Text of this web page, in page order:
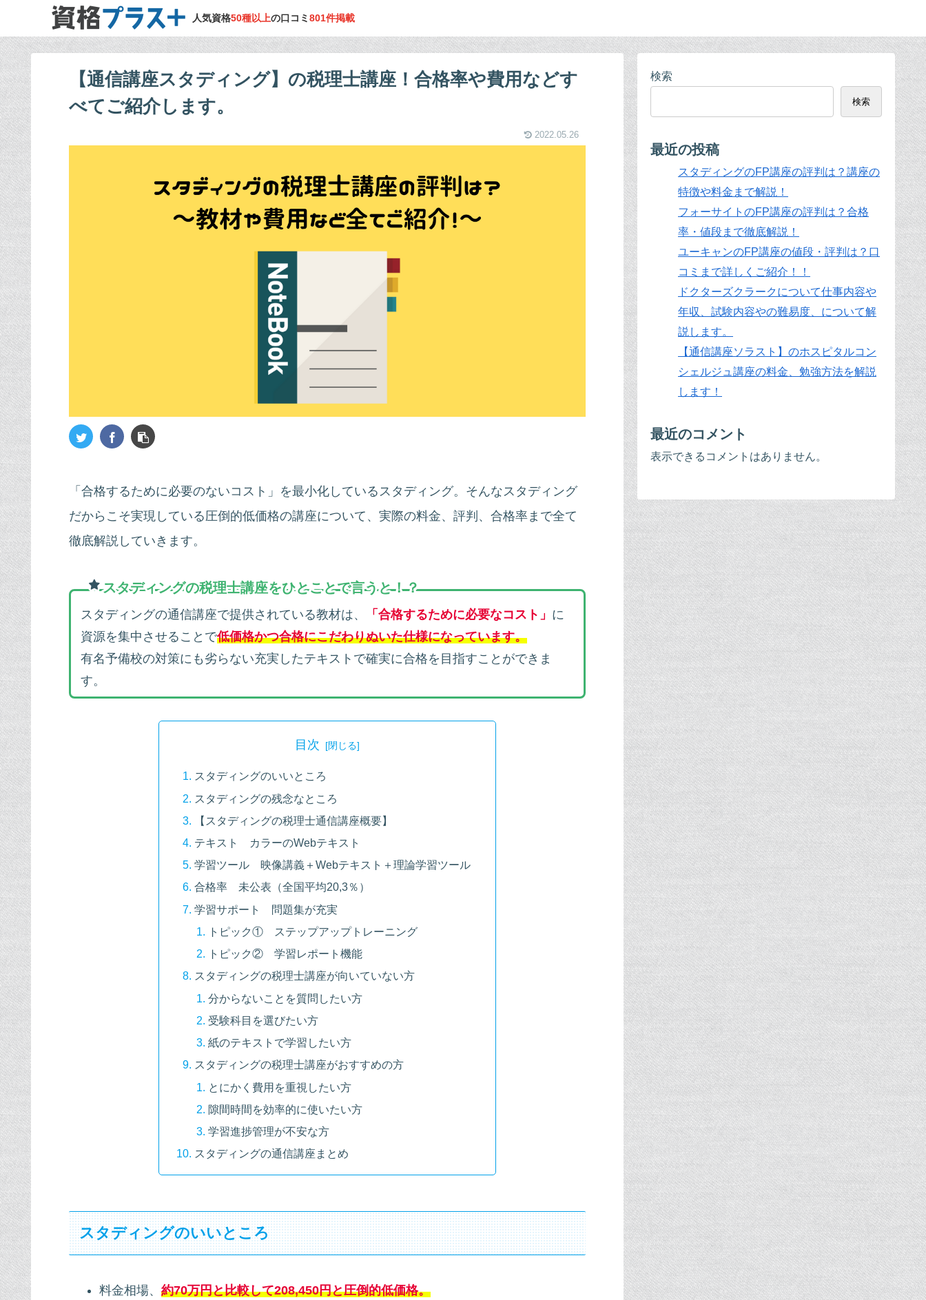
人気資格50種以上の口コミ 801件掲載
【通信講座スタディング】の税理士講座！合格率や費用などす
べてご紹介します。
2022.05.26
「合格するために必要のないコスト」を最小化しているスタディング。そんなスタディング
だからこそ実現している圧倒的低価格の講座について、実際の料金、評判、合格率まで全て
徹底解説していきます。
スタディングの税理士講座をひとことで言うと！？
スタディングの通信講座で提供されている教材は、 「合格するために必要なコスト」 に
資源を集中させることで低価格かつ合格にこだわりぬいた仕様になっています。
有名予備校の対策にも劣らない充実したテキストで確実に合格を目指すことができま
す。
目次
スタディングのいいところ
スタディングの残念なところ
【スタディングの税理士通信講座概要】
テキスト カラーのWebテキスト
学習ツール 映像講義＋Webテキスト＋理論学習ツール
合格率 未公表（全国平均20,3％）
学習サポート 問題集が充実
トピック① ステップアップトレーニング
トピック② 学習レポート機能
スタディングの税理士講座が向いていない方
分からないことを質問したい方
受験科目を選びたい方
紙のテキストで学習したい方
スタディングの税理士講座がおすすめの方
とにかく費用を重視したい方
隙間時間を効率的に使いたい方
学習進捗管理が不安な方
スタディングの通信講座まとめ
スタディングのいいところ
料金相場、 約70万円と比較して208,450円と圧倒的低価格。
検索
検索
最近の投稿
スタディングのFP講座の評判は？講座の
特徴や料金まで解説！
フォーサイトのFP講座の評判は？合格
率・値段まで徹底解説！
ユーキャンのFP講座の値段・評判は？口
コミまで詳しくご紹介！！
ドクターズクラークについて仕事内容や
年収、試験内容やの難易度、について解
説します。
【通信講座ソラスト】のホスピタルコン
シェルジュ講座の料金、勉強方法を解説
します！
最近のコメント
表示できるコメントはありません。